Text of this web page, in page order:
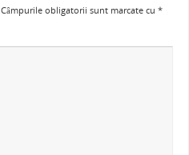
Câmpurile obligatorii sunt marcate cu *